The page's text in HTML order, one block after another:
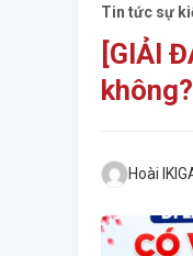
Tin tức sự
[GIẢI
không?
Hoài